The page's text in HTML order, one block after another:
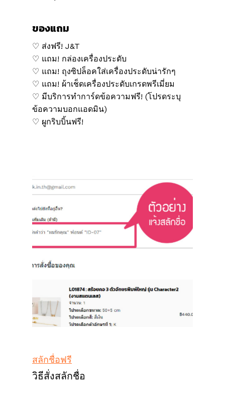
ของแถม
♡ ส่งฟรี! J&T
♡ แถม! กล่องเครื่องประดับ
♡ แถม! ถุงซิปล็อคใส่เครื่องประดับน่ารักๆ
♡ แถม! ผ้าเช็ดเครื่องประดับเกรดพรีเมี่ยม
♡ มีบริการทำการ์ดข้อความฟรี! (โปรดระบุ
ข้อความบอกแอดมิน)
♡ ผูกริบบิ้นฟรี!
สลักชื่อฟรี
วิธีสั่งสลักชื่อ